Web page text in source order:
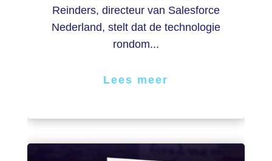
Reinders, directeur van Salesforce
Nederland, stelt dat de technologie
rondom...
Lees meer